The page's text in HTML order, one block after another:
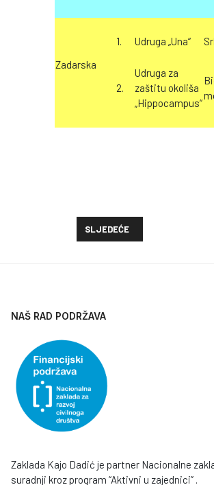
Zadarska
1. Udruga „Una“
2.
Udruga za
zaštitu okoliša
„Hippocampus“
SLJEDEĆI ČLANAK:
SLJEDEĆE
NAŠ RAD PODRŽAVA
Zaklada Kajo Dadić je partner Nacionalne
suradnji kroz program “Aktivni u zajednici” .